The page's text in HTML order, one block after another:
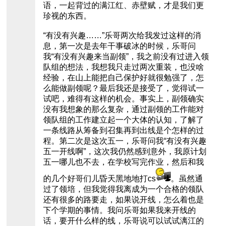
语，一起背过的满江红、赤壁赋，才是我们更
珍视的东西。
“有没有兴趣……”乐哥两次给我发过这样的消
息，第一次是去年干事破冰的时候，乐哥问
我“有没有兴趣来当副领”，我之前没有过进入领
队组的想法，我想我只走过两次重装，也没啥
经验，在山上能把自己保护好就很勉强了，怎
么能做副领呢？最后我还是接受了，觉得试一
试吧，难得有这样的机会。事实上，副领确实
没有我想象的那么复杂，通过副领的工作能对
领队组的工作建立起一个大体的认知，了解了
一条线路从筹备到召集再到出线是个怎样的过
程。第二次是这次五一，乐哥问我“有没有兴趣
五一开线啊”，这次我仍然感到意外，我原计划
五一哪儿也不去，在学校写完作业，然后和我
的几个好哥们儿昏天黑地地打cs
。虽然通
过了领培，但我觉得我离成为一个合格的领队
还有很多的路要走，如果说开线，怎么着也是
下个学期的事情。我问乐哥如果我来开线的
话，要开什么样的线，乐哥说可以试试漓江的